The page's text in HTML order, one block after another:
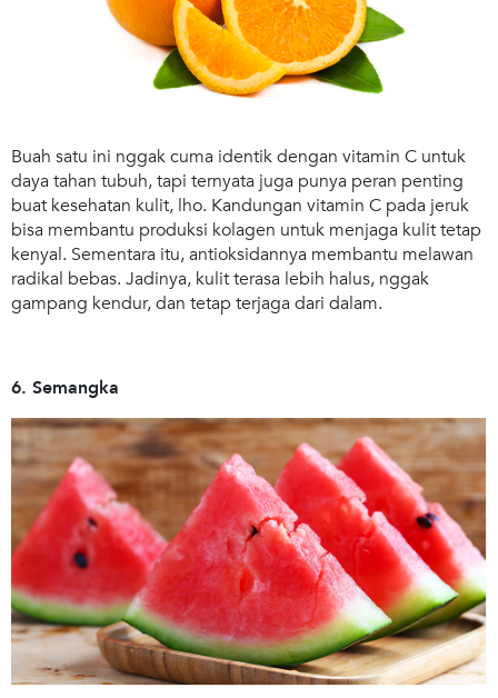
Buah satu ini nggak cuma identik dengan vitamin C untuk
daya tahan tubuh, tapi ternyata juga punya peran penting
buat kesehatan kulit, lho. Kandungan vitamin C pada jeruk
bisa membantu produksi kolagen untuk menjaga kulit tetap
kenyal. Sementara itu, antioksidannya membantu melawan
radikal bebas. Jadinya, kulit terasa lebih halus, nggak
gampang kendur, dan tetap terjaga dari dalam.
6. Semangka